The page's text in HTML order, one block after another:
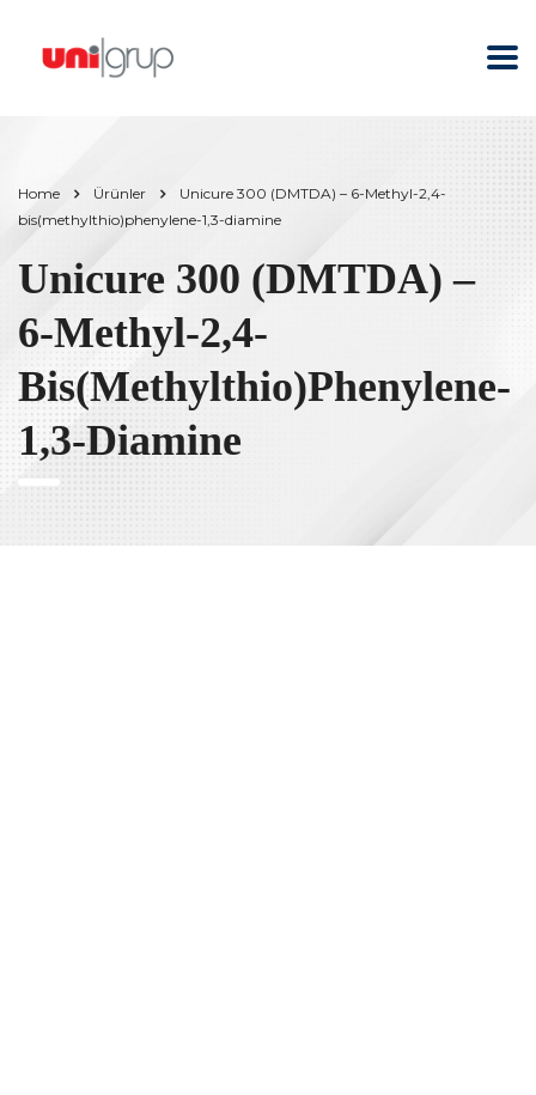
Home Ürünler
Unicure 300 (DMTDA) – 6-Methyl-2,4-
bis(methylthio)phenylene-1,3-diamine
Unicure 300 (DMTDA) –
6-Methyl-2,4-
Bis(methylthio)phenylene-
1,3-Diamine